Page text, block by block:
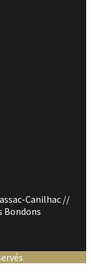
Canilhac //
Bondons